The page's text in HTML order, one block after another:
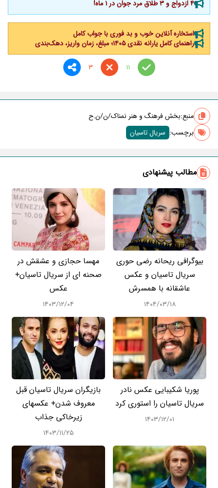
4 ازدواج و 3 طلاق مرد جوان در 1 ماه!
استخاره آنلاین خوب و بد فوری با جواب کامل
راهنمای کامل یارانه نقدی ۱۴۰۵؛ مبلغ، زمان واریز، دهک‌بندی
11
3
منبع:بخش فرهنگ و هنر نمناک/ن/ن.ح
برچسب‌: سریال تاسیان
مطالب پیشنهادی
بیوگرافی ریحانه رضی حوری
سریال تاسیان و عکس
عاشقانه با همسرش
۱۴۰۴/۰۳/۱۸
مهسا حجازی و عشقش در
صحنه ای از سریال تاسیان+
عکس
۱۴۰۳/۱۲/۰۴
پوریا شکیبایی عکس نادر
سریال تاسیان را استوری کرد
۱۴۰۳/۱۲/۰۱
بازیگران سریال تاسیان قبل
معروف شدن+ عکسهای
زیرخاکی جذاب
۱۴۰۳/۱۱/۲۵